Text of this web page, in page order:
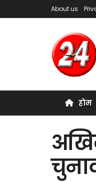
About us
होम